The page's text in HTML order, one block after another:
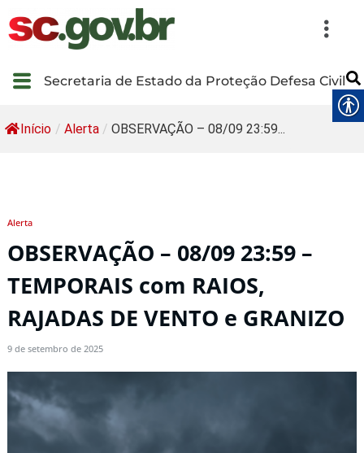
Secretaria de Estado da Proteção Defesa Civil
Início / Alerta / OBSERVAÇÃO – 08/09 23:59...
Alerta
OBSERVAÇÃO – 08/09 23:59 –
TEMPORAIS com RAIOS,
RAJADAS DE VENTO e GRANIZO
9 de setembro de 2025